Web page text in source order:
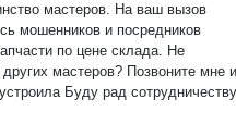
мастеров. На ваш вызов
мошенников и посредников
по цене склада. Не
мастеров? Позвоните мне и
Буду рад сотрудничеству